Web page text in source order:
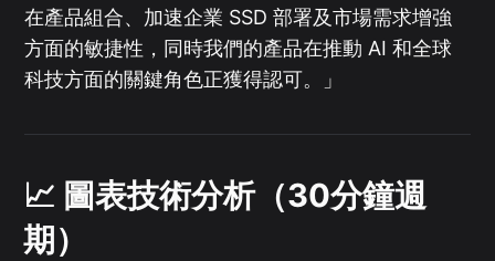
在產品組合、加速企業 SSD 部署及市場需求增強
方面的敏捷性，同時我們的產品在推動 AI 和全球
科技方面的關鍵角色正獲得認可。」
📈 圖表技術分析（30分鐘週
期）